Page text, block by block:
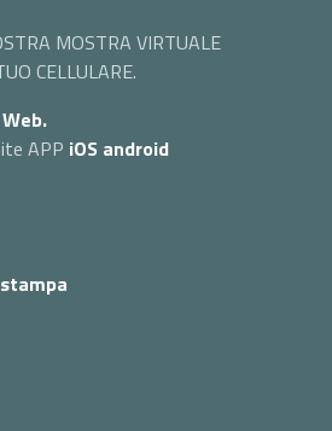
MOSTRA VIRTUALE
CELLULARE.
Web.
APP iOS android